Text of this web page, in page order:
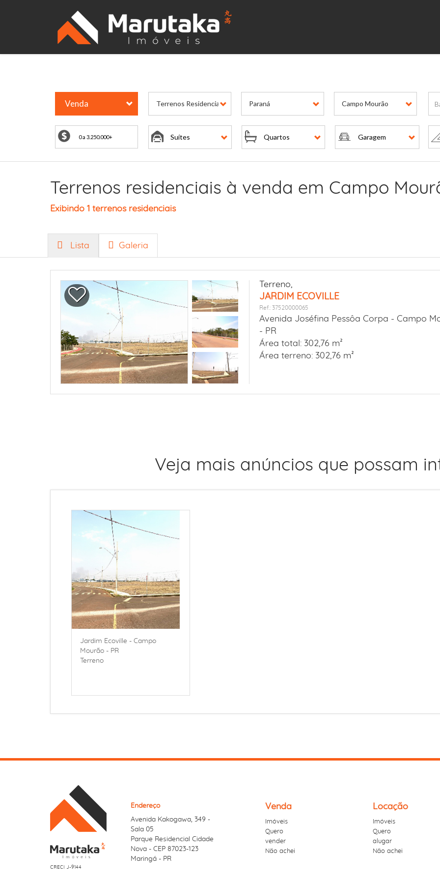
Venda Terrenos Residenciais Paraná Campo Mourão
Suítes Quartos Garagem
Terrenos residenciais à venda em Campo
Exibindo 1 terrenos residenciais
Lista Galeria
Terreno,
JARDIM ECOVILLE
Ref.: 37520000065
Avenida Joséfina Pessôa Corpa - Campo
- PR
Área total: 302,76 m²
Área terreno: 302,76 m²
Veja mais anúncios que possam
Jardim Ecoville - Campo
Mourão - PR
Terreno
CRECI J-9144
Endereço
Avenida Kakogawa, 349 -
Sala 05
Parque Residencial Cidade
Nova - CEP 87023-123
Maringá - PR
Venda
Imóveis
Quero
vender
Não achei
Locação
Imóveis
Quero
alugar
Não achei